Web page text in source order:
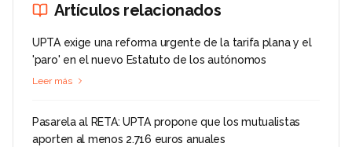
Artículos relacionados
UPTA exige una reforma urgente de la tarifa plana y el
'paro' en el nuevo Estatuto de los autónomos
Leer más
Pasarela al RETA: UPTA propone que los mutualistas
aporten al menos 2.716 euros anuales